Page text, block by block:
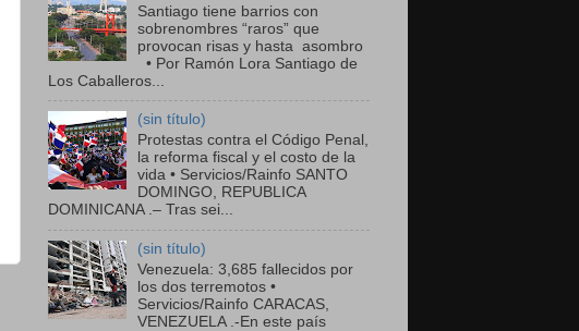
Santiago tiene barrios con
sobrenombres “raros” que
provocan risas y hasta asombro
• Por Ramón Lora Santiago de
Los Caballeros...
(sin título)
Protestas contra el Código Penal,
la reforma fiscal y el costo de la
vida • Servicios/Rainfo SANTO
DOMINGO, REPUBLICA
DOMINICANA .– Tras sei...
(sin título)
Venezuela: 3,685 fallecidos por
los dos terremotos •
Servicios/Rainfo CARACAS,
VENEZUELA .-En este país